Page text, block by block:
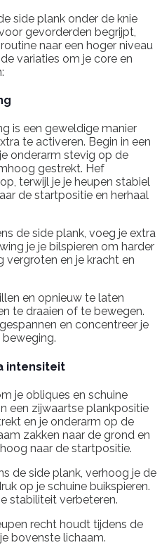
side plank onder de knie
gevorderden begrijpt,
naar een hoger niveau
variaties om je core en
is een geweldige manier
te activeren. Begin in een
onderarm stevig op de
gestrekt. Hef
terwijl je je heupen stabiel
de startpositie en herhaal
de side plank, voeg je extra
je je bilspieren om harder
vergroten en je kracht en
en opnieuw te laten
te draaien of te bewegen.
en concentreer je
intensiteit
je obliques en schuine
een zijwaartse plankpositie
en je onderarm op de
zakken naar de grond en
naar de startpositie.
de side plank, verhoog je de
op je schuine buikspieren.
stabiliteit verbeteren.
recht houdt tijdens de
bovenste lichaam.